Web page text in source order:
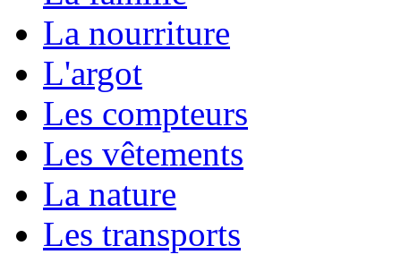
La nourriture
L'argot
Les compteurs
Les vêtements
La nature
Les transports